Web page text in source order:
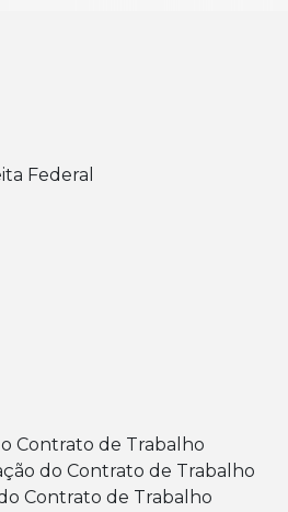
Federal
Contrato de Trabalho
do Contrato de Trabalho
Contrato de Trabalho